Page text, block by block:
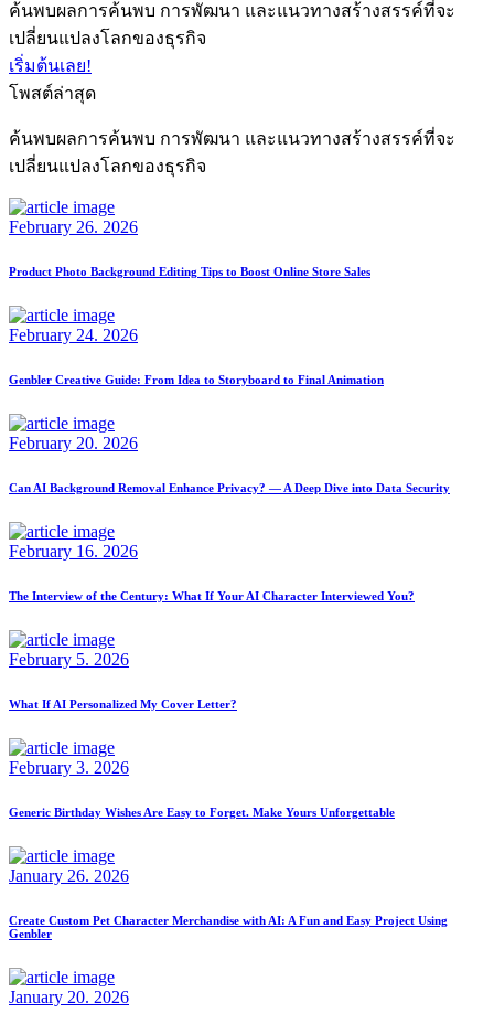
ค้นพบผลการค้นพบ การพัฒนา และแนวทางสร้างสรรค์ที่จะ
เปลี่ยนแปลงโลกของธุรกิจ
เริ่มต้นเลย!
โพสต์ล่าสุด
ค้นพบผลการค้นพบ การพัฒนา และแนวทางสร้างสรรค์ที่จะ
เปลี่ยนแปลงโลกของธุรกิจ
February 26. 2026
Product Photo Background Editing Tips to Boost Online Store Sales
February 24. 2026
Genbler Creative Guide: From Idea to Storyboard to Final Animation
February 20. 2026
Can AI Background Removal Enhance Privacy? — A Deep Dive into Data Security
February 16. 2026
The Interview of the Century: What If Your AI Character Interviewed You?
February 5. 2026
What If AI Personalized My Cover Letter?
February 3. 2026
Generic Birthday Wishes Are Easy to Forget. Make Yours Unforgettable
January 26. 2026
Create Custom Pet Character Merchandise with AI: A Fun and Easy Project Using
Genbler
January 20. 2026